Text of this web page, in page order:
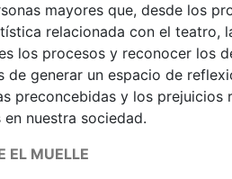
mayores que, desde los
relacionada con el teatro,
los procesos y reconocer los
de generar un espacio de
preconcebidas y los prejuicios
nuestra sociedad.
EL MUELLE